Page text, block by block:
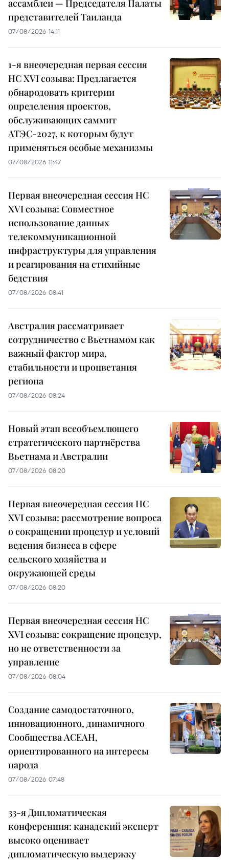
ассамблеи — Председателя Палаты
представителей Таиланда
07/08/2026 14:11
1-я внеочередная первая сессия
НС XVI созыва: Предлагается
обнародовать критерии
определения проектов,
обслуживающих саммит
АТЭС-2027, к которым будут
применяться особые механизмы
07/08/2026 11:47
Первая внеочередная сессия НС
XVI созыва: Совместное
использование данных
телекоммуникационной
инфраструктуры для управления
и реагирования на стихийные
бедствия
07/08/2026 08:41
Австралия рассматривает
сотрудничество с Вьетнамом как
важный фактор мира,
стабильности и процветания
региона
07/08/2026 08:24
Новый этап всеобъемлющего
стратегического партнёрства
Вьетнама и Австралии
07/08/2026 08:20
Первая внеочередная сессия НС
XVI созыва: рассмотрение вопроса
о сокращении процедур и условий
ведения бизнеса в сфере
сельского хозяйства и
окружающей среды
07/08/2026 08:20
Первая внеочередная сессия НС
XVI созыва: сокращение процедур,
но не ответственности за
управление
07/08/2026 08:04
Создание самодостаточного,
инновационного, динамичного
Сообщества АСЕАН,
ориентированного на интересы
народа
07/08/2026 07:48
33-я Дипломатическая
конференция: канадский эксперт
высоко оценивает
дипломатическую выдержку